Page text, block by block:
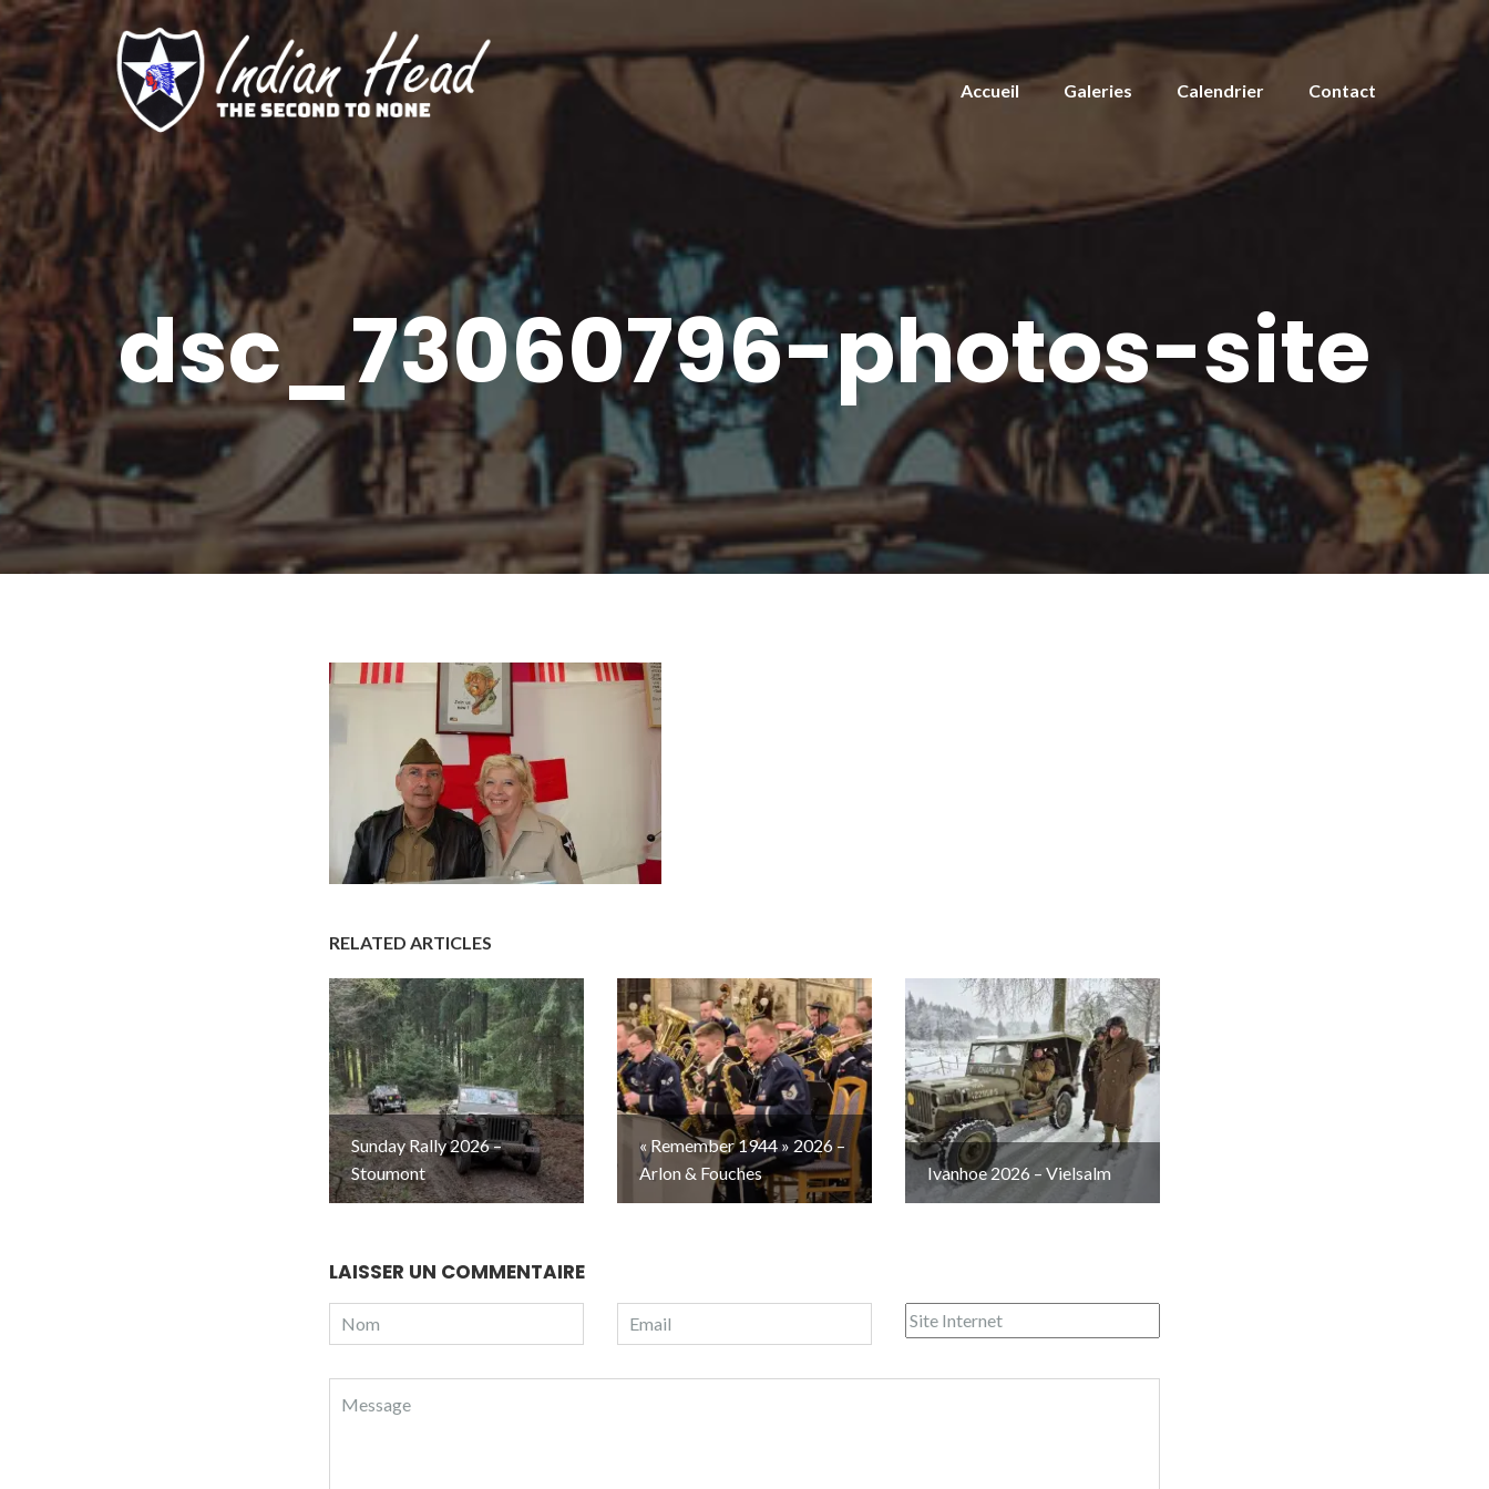
Accueil Galeries Calendrier Contact
dsc_73060796-photos-site
RELATED ARTICLES
Sunday Rally 2026 –
Stoumont
« Remember 1944 » 2026 –
Arlon & Fouches
Ivanhoe 2026 – Vielsalm
LAISSER UN COMMENTAIRE